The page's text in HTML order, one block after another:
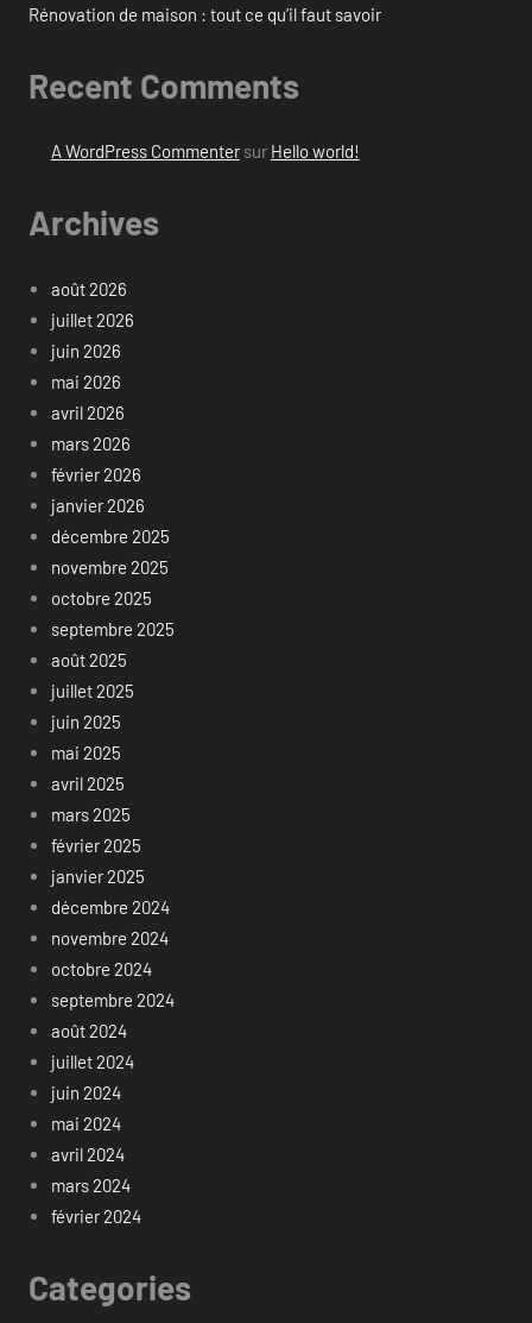
Rénovation de maison : tout ce qu’il faut savoir
Recent Comments
A WordPress Commentersur Hello world!
Archives
août 2026
juillet 2026
juin 2026
mai 2026
avril 2026
mars 2026
février 2026
janvier 2026
décembre 2025
novembre 2025
octobre 2025
septembre 2025
août 2025
juillet 2025
juin 2025
mai 2025
avril 2025
mars 2025
février 2025
janvier 2025
décembre 2024
novembre 2024
octobre 2024
septembre 2024
août 2024
juillet 2024
juin 2024
mai 2024
avril 2024
mars 2024
février 2024
Categories